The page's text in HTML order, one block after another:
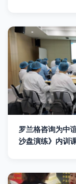
罗兰格咨询为中
沙盘演练》内训